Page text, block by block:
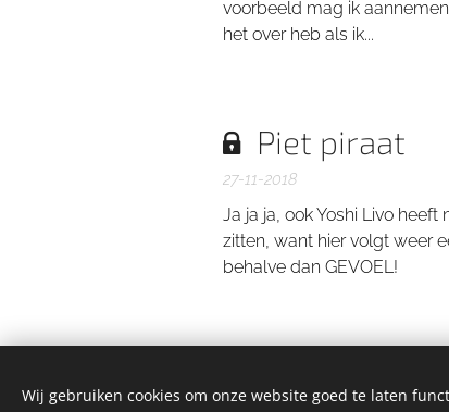
voorbeeld mag ik
het over heb als ik...
Piet piraat
27-11-2018
Ja ja ja, ook Yoshi Livo
zitten, want hier volgt weer
behalve dan GEVOEL!
Wij gebruiken cookies om onze website goed te laten